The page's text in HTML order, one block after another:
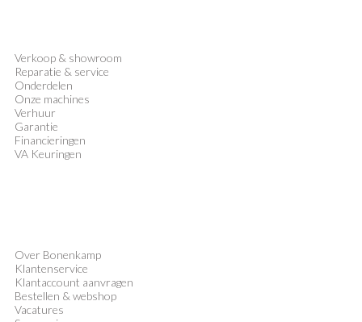
Verkoop & showroom
Reparatie & service
Onderdelen
Onze machines
Verhuur
Garantie
Financieringen
VA Keuringen
Over Bonenkamp
Klantenservice
Klantaccount aanvragen
Bestellen & webshop
Vacatures